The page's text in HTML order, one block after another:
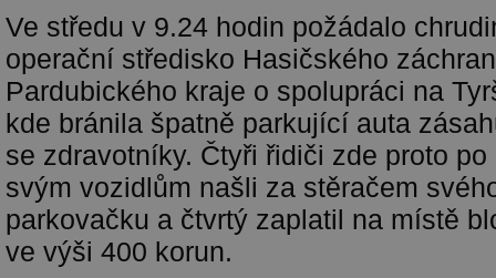
Ve středu v 9.24 hodin požádalo
operační středisko Hasičského
Pardubického kraje o spolupráci na
kde bránila špatně parkující auta
se zdravotníky. Čtyři řidiči zde proto
svým vozidlům našli za stěračem
parkovačku a čtvrtý zaplatil na místě
ve výši 400 korun.